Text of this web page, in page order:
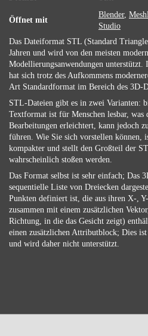
Öffnet mit
Blender,
Studio
Das Dateiformat STL (Standard
Jahren und wird von den meisten
Modellierungsanwendungen unterstützt.
hat sich trotz des Aufkommens
Art Standardformat im Bereich des 3D-
STL-Dateien gibt es in zwei Varianten:
Textformat ist für Menschen lesbar,
Bearbeitungen erleichtert, kann jedoch
führen. Wie Sie sich vorstellen können,
kompakter und stellt den Großteil der
wahrscheinlich stoßen werden.
Das Format selbst ist sehr einfach; Das
sequentielle Liste von Dreiecken
Punkten definiert ist, die aus ihren X-,
zusammen mit einem zusätzlichen
Richtung, in die das Gesicht zeigt)
einen zusätzlichen Attributblock; Dies
und wird daher nicht unterstützt.